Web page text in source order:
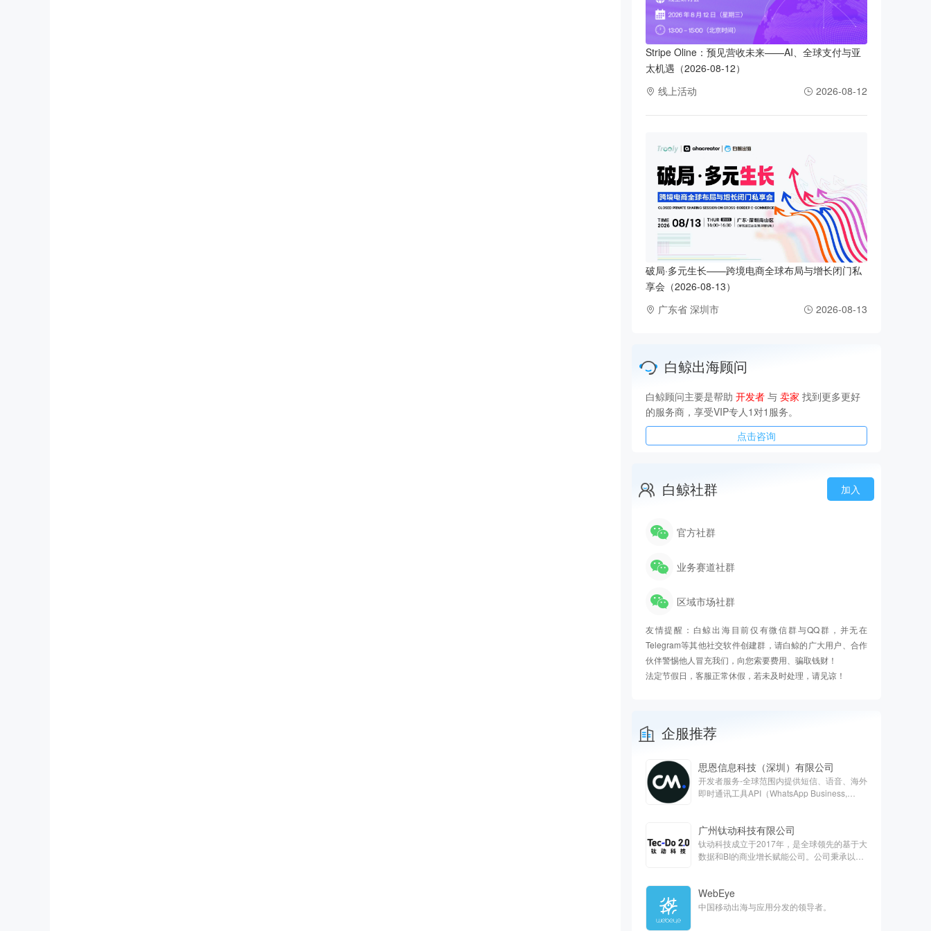
Stripe Oline：预见营收未来——AI、全球支付与亚
太机遇（2026-08-12）
线上活动
2026-08-12
破局·多元生长——跨境电商全球布局与增长闭门私
享会（2026-08-13）
广东省 深圳市
2026-08-13
白鲸出海顾问
白鲸顾问主要是帮助 开发者 与 卖家 找到更多更好
的服务商，享受VIP专人1对1服务。
点击咨询
白鲸社群 加入
官方社群
业务赛道社群
区域市场社群
友情提醒：白鲸出海目前仅有微信群与QQ群，并无在
Telegram等其他社交软件创建群，请白鲸的广大用户、合作
伙伴警惕他人冒充我们，向您索要费用、骗取钱财！
法定节假日，客服正常休假，若未及时处理，请见谅！
企服推荐
思恩信息科技（深圳）有限公司
开发者服务-全球范围内提供短信、语音、海外
即时通讯工具API（WhatsApp Business,
广州钛动科技有限公司
钛动科技成立于2017年，是全球领先的基于大
数据和BI的商业增长赋能公司。公司秉承以服
客户的一站式平台。
WebEye
中国移动出海与应用分发的领导者。